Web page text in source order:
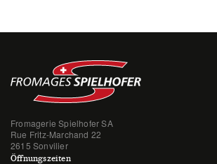
Fromagerie Spielhofer SA
Rue Fritz-Marchand 22
2615 Sonvilier
Öffnungszeiten